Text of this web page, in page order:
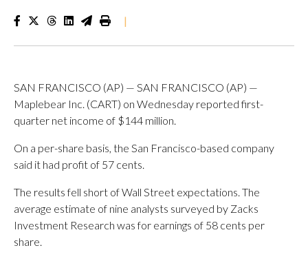
|
SAN FRANCISCO (AP) — SAN FRANCISCO (AP) —
Maplebear Inc. (CART) on Wednesday reported first-
quarter net income of $144 million.
On a per-share basis, the San Francisco-based company
said it had profit of 57 cents.
The results fell short of Wall Street expectations. The
average estimate of nine analysts surveyed by Zacks
Investment Research was for earnings of 58 cents per
share.